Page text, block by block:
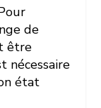
de
être
nécessaire
état